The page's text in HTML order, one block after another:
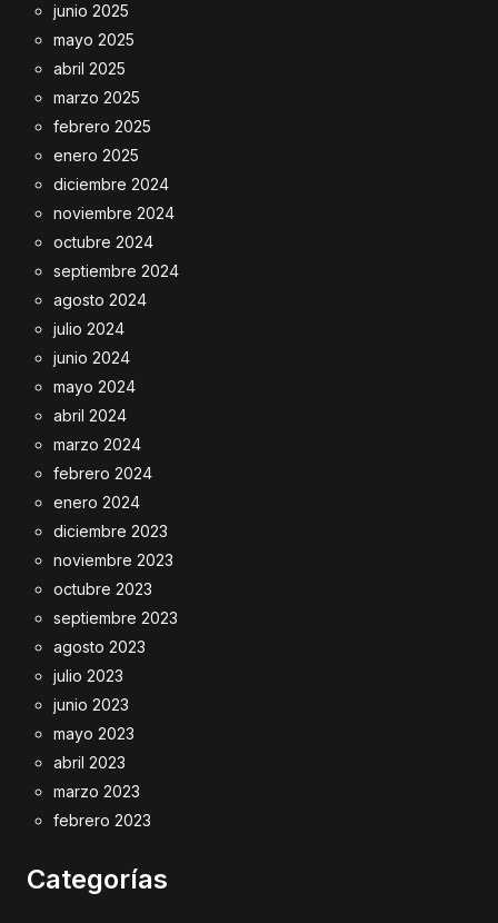
junio 2025
mayo 2025
abril 2025
marzo 2025
febrero 2025
enero 2025
diciembre 2024
noviembre 2024
octubre 2024
septiembre 2024
agosto 2024
julio 2024
junio 2024
mayo 2024
abril 2024
marzo 2024
febrero 2024
enero 2024
diciembre 2023
noviembre 2023
octubre 2023
septiembre 2023
agosto 2023
julio 2023
junio 2023
mayo 2023
abril 2023
marzo 2023
febrero 2023
Categorías